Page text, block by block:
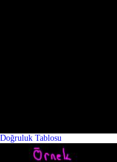
Doğruluk Tablosu